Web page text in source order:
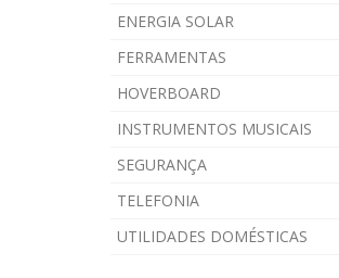
ENERGIA SOLAR
FERRAMENTAS
HOVERBOARD
INSTRUMENTOS MUSICAIS
SEGURANÇA
TELEFONIA
UTILIDADES DOMÉSTICAS